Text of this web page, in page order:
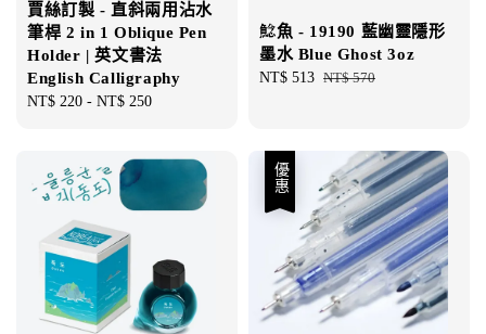
賈絲訂製 - 直斜兩用沾水
筆桿 2 in 1 Oblique Pen
Holder | 英文書法
English Calligraphy
Regular
NT$ 220 - NT$ 250
鯰魚 - 19190 藍幽靈隱形
墨水 Blue Ghost 3oz
Sale
NT$ 513 Regular
NT$ 570
優惠